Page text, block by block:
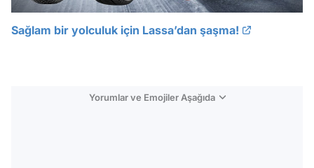
Sağlam bir yolculuk için Lassa’dan şaşma!
Yorumlar ve Emojiler Aşağıda